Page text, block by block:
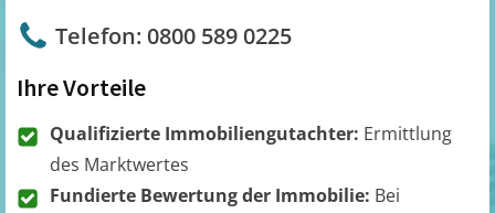
Telefon: 0800 589 0225
Ihre Vorteile
Qualifizierte Immobiliengutachter: Ermittlung
des Marktwertes
Fundierte Bewertung der Immobilie: Bei